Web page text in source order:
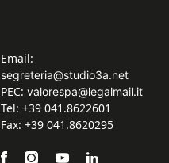
Email:
segreteria@studio3a.net
PEC: valorespa@legalmail.it
Tel: +39 041.8622601
Fax: +39 041.8620295